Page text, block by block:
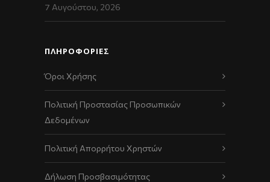
7 Αυγούστου, 2026
ΠΛΗΡΟΦΟΡΙΕΣ
Όροι Χρήσης
Πολιτική Προστασίας Προσωπικών
Δεδομένων
Πολιτική Απορρήτου Χρηστών
Δήλωση Προσβασιμότητας